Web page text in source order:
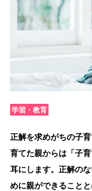
学習・教育
正解を求めがちの子
育てた親からは「子
耳にします。正解の
めに親ができること